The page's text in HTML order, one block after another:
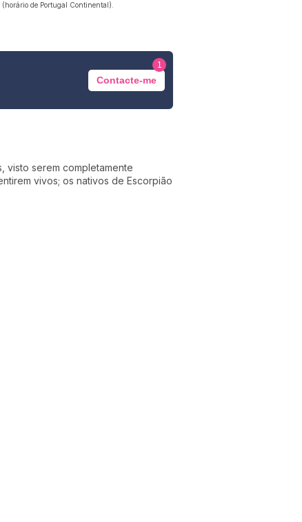
de Portugal Continental).
Contacte-me
1
visto serem completamente
vivos; os nativos de Escorpião